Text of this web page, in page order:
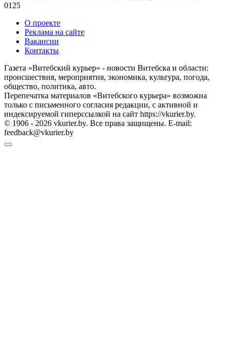
0125
О проекте
Реклама на сайте
Вакансии
Контакты
Газета «Витебский курьер» - новости Витебска и области:
происшествия, мероприятия, экономика, культура, погода,
общество, политика, авто.
Перепечатка материалов «Витебского курьера» возможна
только с письменного согласия редакции, с активной и
индексируемой гиперссылкой на сайт https://vkurier.by.
© 1906 - 2026 vkurier.by. Все права защищены. E-mail:
feedback@vkurier.by